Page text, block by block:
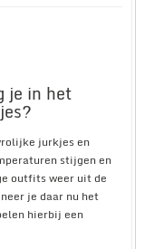
je in het
jurkjes en
stijgen en
outfits weer uit de
je daar nu het
hierbij een